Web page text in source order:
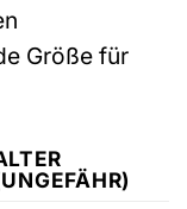
Größe für